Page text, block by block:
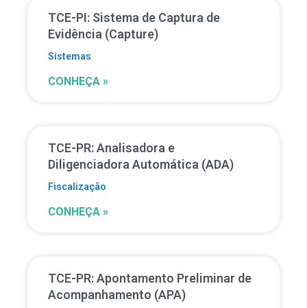
TCE-PI: Sistema de Captura de
Evidência (Capture)
Sistemas
CONHEÇA »
TCE-PR: Analisadora e
Diligenciadora Automática (ADA)
Fiscalização
CONHEÇA »
TCE-PR: Apontamento Preliminar de
Acompanhamento (APA)